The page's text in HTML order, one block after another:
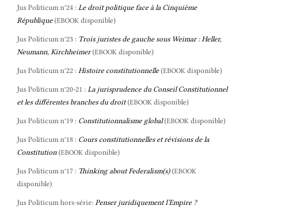
Jus Politicum n°24 : Le droit politique face à la Cinquième
République (EBOOK disponible)
Jus Politicum n°23 : Trois juristes de gauche sous Weimar : Heller,
Neumann, Kirchheimer (EBOOK disponible)
Jus Politicum n°22 : Histoire constitutionnelle (EBOOK disponible)
Jus Politicum n°20-21 : La jurisprudence du Conseil Constitutionnel
et les différentes branches du droit (EBOOK disponible)
Jus Politicum n°19 : Constitutionnalisme global (EBOOK disponible)
Jus Politicum n°18 : Cours constitutionnelles et révisions de la
Constitution (EBOOK disponible)
Jus Politicum n°17 : Thinking about Federalism(s) (EBOOK
disponible)
Jus Politicum hors-série: Penser juridiquement l’Empire ?